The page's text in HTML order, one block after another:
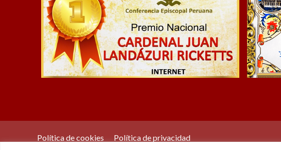
Política de cookies Política de privacidad